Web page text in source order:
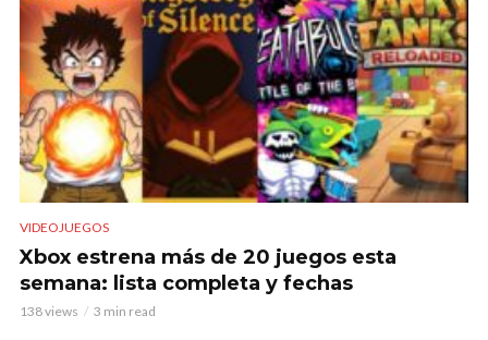
VIDEOJUEGOS
Xbox estrena más de 20 juegos esta
semana: lista completa y fechas
138 views 3 min read